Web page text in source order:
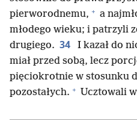
pierworodnemu, + a
młodego wieku; i patrzyli
drugiego. 34
I kazał do
miał przed sobą, lecz
pięciokrotnie w stosunku
pozostałych. + Ucztowali